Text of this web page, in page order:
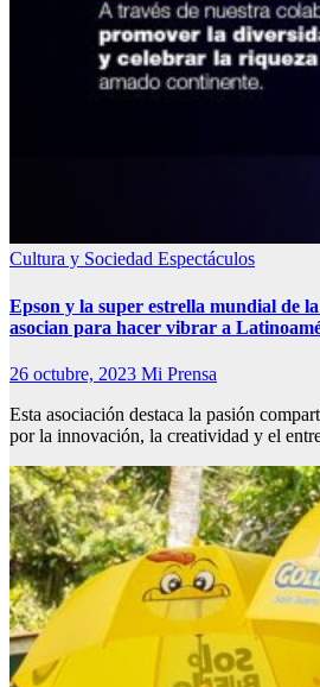
Cultura y Sociedad Espectáculos
Epson y la super estrella mundial de
asocian para hacer vibrar a
26 octubre, 2023 Mi Prensa
Esta asociación destaca la pasión
por la innovación, la creatividad y el